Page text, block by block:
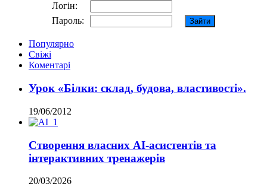
Логін:
Пароль:
Популярно
Свіжі
Коментарі
Урок «Білки: склад, будова, властивості».
19/06/2012
Створення власних AI-асистентів та
інтерактивних тренажерів
20/03/2026